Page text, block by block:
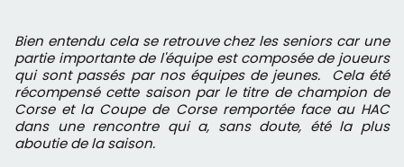
Bien entendu cela se retrouve chez les seniors car une
partie importante de l'équipe est composée de joueurs
qui sont passés par nos équipes de jeunes. Cela été
récompensé cette saison par le titre de champion de
Corse et la Coupe de Corse remportée face au HAC
dans une rencontre qui a, sans doute, été la plus
aboutie de la saison.